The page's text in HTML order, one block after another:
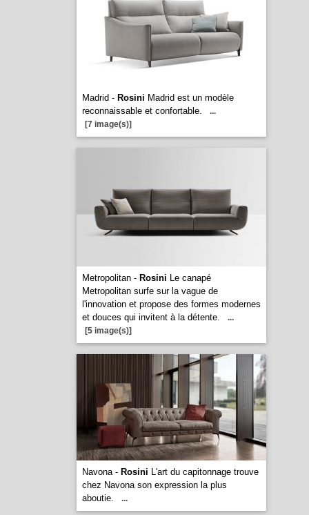
Madrid - Rosini Madrid est un modèle
reconnaissable et confortable.
...
[7 image(s)]
Metropolitan - Rosini Le canapé
Metropolitan surfe sur la vague de
l'innovation et propose des formes modernes
et douces qui invitent à la détente.
...
[5 image(s)]
Navona - Rosini L'art du capitonnage trouve
chez Navona son expression la plus
aboutie.
...